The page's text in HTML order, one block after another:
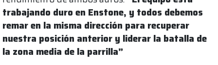
trabajando duro en Enstone, y todos debemos
remar en la misma dirección para recuperar
nuestra posición anterior y liderar la batalla de
la zona media de la parrilla”